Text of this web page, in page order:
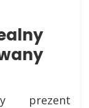
prezent